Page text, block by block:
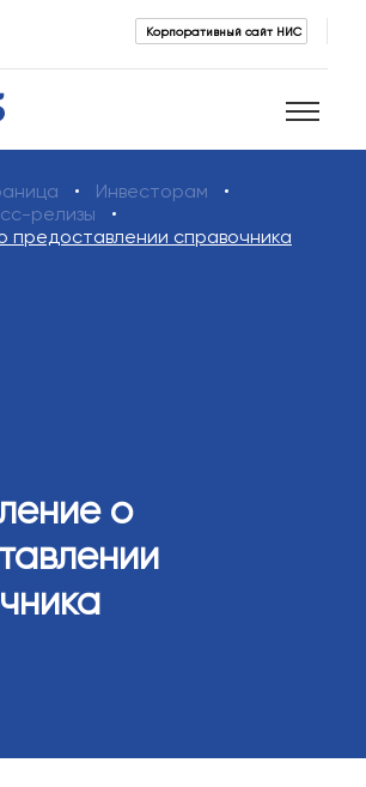
Корпоративный сайт НИС
Инвесторам
релизы
предоставлении справочника
о